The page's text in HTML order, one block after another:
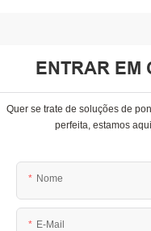
ENTRAR EM
Quer se trate de soluções de
perfeita, estamos
Nome
E-Mail